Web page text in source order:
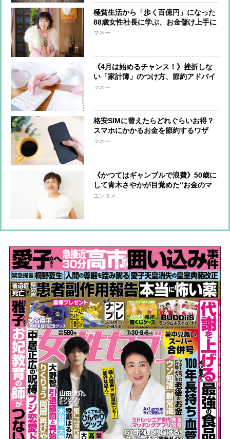
極貧生活から「歩く百億円」になった
88歳女性社長に学ぶ、お金儲け上手に
なる考え方「100円でも余計な散財は
マネー
《4月は始めるチャンス！》挫折しな
い「家計簿」のつけ方、節約アドバイ
ザーが教える「無理せず続ける」テク
マネー
格安SIMに替えたらどれぐらいお得？
スマホにかかるお金を節約するワザ
マネー
《かつてはギャンブルで浪費》50歳に
して青木さやかが目覚めた“お金のマ
ナー”、考え始めるきっかけとなった
エンタメ